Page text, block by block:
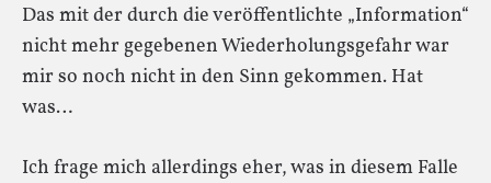
Das mit der durch die veröffentlichte „Information“
nicht mehr gegebenen Wiederholungsgefahr war
mir so noch nicht in den Sinn gekommen. Hat
was…
Ich frage mich allerdings eher, was in diesem Falle